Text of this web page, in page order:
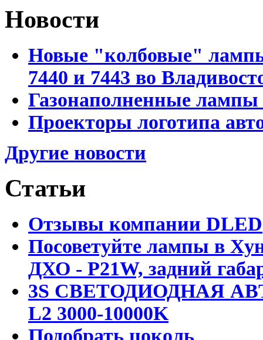
Новости
Новые "колбовые"
7440 и 7443 во
Газонаполненные лампы
Проекторы логотипа
Другие новости
Статьи
Отзывы компании DLED
Посоветуйте лампы в
ДХО - P21W, задний
3S СВЕТОДИОДНАЯ
L2 3000-10000K
Подобрать цоколь